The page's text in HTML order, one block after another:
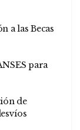
a las Becas
para
de